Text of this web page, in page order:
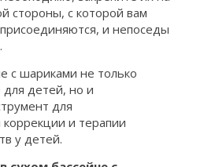
стороны, с которой вам
и непоседы
с шариками не только
для детей, но и
для
и терапии
у детей.